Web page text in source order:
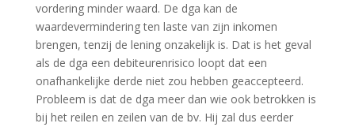
vordering minder waard. De dga kan de
waardevermindering ten laste van zijn inkomen
brengen, tenzij de lening onzakelijk is. Dat is het geval
als de dga een debiteurenrisico loopt dat een
onafhankelijke derde niet zou hebben geaccepteerd.
Probleem is dat de dga meer dan wie ook betrokken is
bij het reilen en zeilen van de bv. Hij zal dus eerder